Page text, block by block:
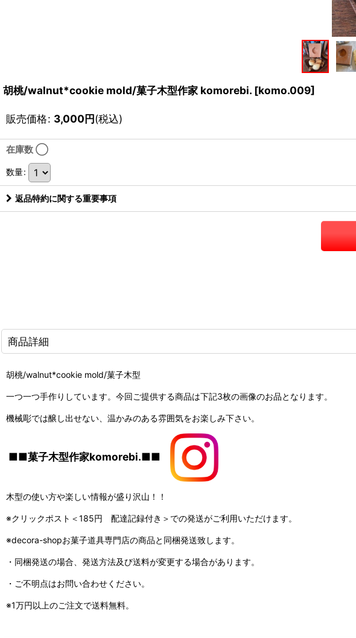
胡桃/walnut*cookie mold/菓子木型作家 komorebi. [komo.009]
販売価格: 3,000円(税込)
在庫数 ◯
数量:
返品特約に関する重要事項
商品詳細
胡桃/walnut*cookie mold/菓子木型
一つ一つ手作りしています。 今回ご提供する商品は下記3枚の画像のお品となります。
機械彫では醸し出せない、温かみのある雰囲気をお楽しみ下さい。
■■菓子木型作家komorebi.■■
木型の使い方や楽しい情報が盛り沢山！！
※クリックポスト＜185円 配達記録付き＞での発送がご利用いただけます。
※decora-shopお菓子道具専門店の商品と同梱発送致します。
・同梱発送の場合、発送方法及び送料が変更する場合があります。
・ご不明点はお問い合わせください。
※1万円以上のご注文で送料無料。